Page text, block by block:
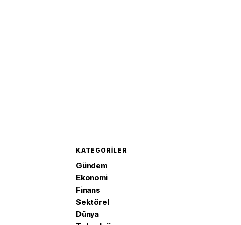
KATEGORILER
Gündem
Ekonomi
Finans
Sektörel
Dünya